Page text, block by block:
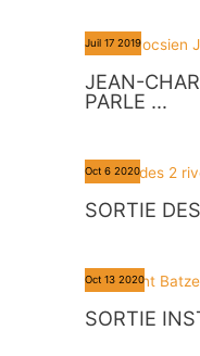
Juil 17 2019
JEAN-
PARLE …
Oct 6 2020
SORTIE
Oct 13 2020
SORTIE